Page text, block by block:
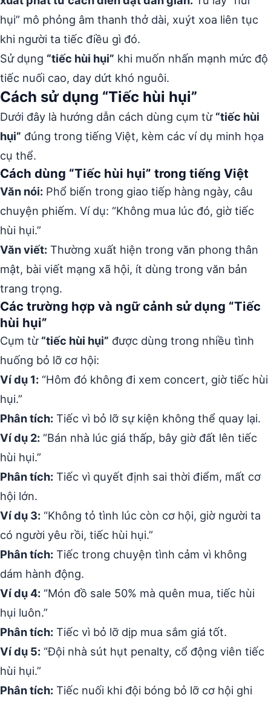
hụi” mô phỏng âm thanh thở dài, xuýt xoa liên tục
khi người ta tiếc điều gì đó.
Sử dụng “tiếc hùi hụi” khi muốn nhấn mạnh mức độ
tiếc nuối cao, day dứt khó nguôi.
Cách sử dụng “Tiếc hùi hụi”
Dưới đây là hướng dẫn cách dùng cụm từ “tiếc hùi
hụi” đúng trong tiếng Việt, kèm các ví dụ minh họa
cụ thể.
Cách dùng “Tiếc hùi hụi” trong tiếng Việt
Văn nói: Phổ biến trong giao tiếp hàng ngày, câu
chuyện phiếm. Ví dụ: “Không mua lúc đó, giờ tiếc
hùi hụi.”
Văn viết: Thường xuất hiện trong văn phong thân
mật, bài viết mạng xã hội, ít dùng trong văn bản
trang trọng.
Các trường hợp và ngữ cảnh sử dụng “Tiếc
hùi hụi”
Cụm từ “tiếc hùi hụi” được dùng trong nhiều tình
huống bỏ lỡ cơ hội:
Ví dụ 1: “Hôm đó không đi xem concert, giờ tiếc hùi
hụi.”
Phân tích: Tiếc vì bỏ lỡ sự kiện không thể quay lại.
Ví dụ 2: “Bán nhà lúc giá thấp, bây giờ đất lên tiếc
hùi hụi.”
Phân tích: Tiếc vì quyết định sai thời điểm, mất cơ
hội lớn.
Ví dụ 3: “Không tỏ tình lúc còn cơ hội, giờ người ta
có người yêu rồi, tiếc hùi hụi.”
Phân tích: Tiếc trong chuyện tình cảm vì không
dám hành động.
Ví dụ 4: “Món đồ sale 50% mà quên mua, tiếc hùi
hụi luôn.”
Phân tích: Tiếc vì bỏ lỡ dịp mua sắm giá tốt.
Ví dụ 5: “Đội nhà sút hụt penalty, cổ động viên tiếc
hùi hụi.”
Phân tích: Tiếc nuối khi đội bóng bỏ lỡ cơ hội ghi